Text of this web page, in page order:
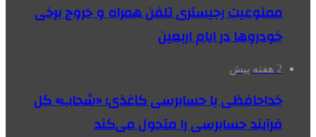
ممنوعیت رجیستری تلفن همراه و خروج برخی
خودروها در ایام اربعین
2 هفته پیش
خداحافظی با حسابرسی کاغذی؛ «شحاب» کل
فرآیند حسابرسی را متحول می‌کند